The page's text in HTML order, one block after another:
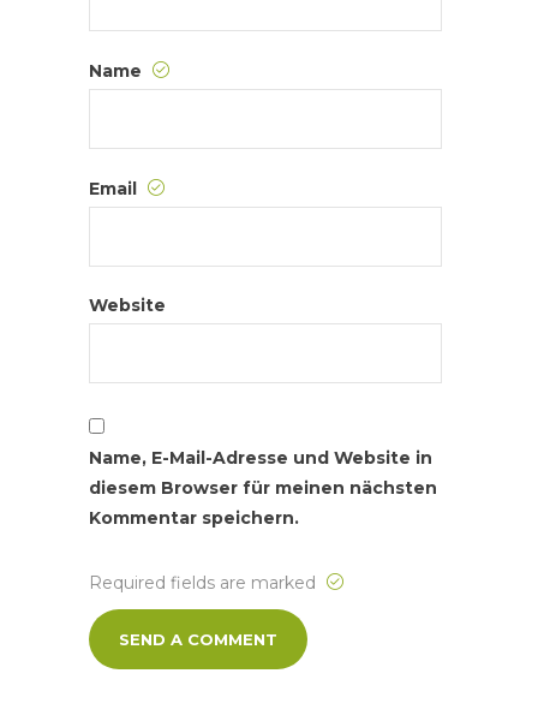
Name
Email
Website
Name, E-Mail-Adresse und Website in
diesem Browser für meinen nächsten
Kommentar speichern.
Required fields are marked